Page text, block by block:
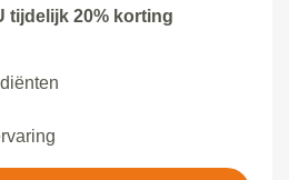
tijdelijk 20% korting